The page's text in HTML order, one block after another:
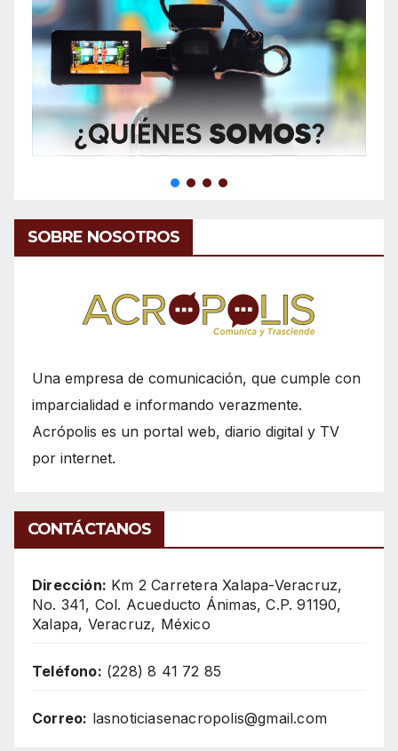
SOBRE NOSOTROS
Una empresa de comunicación, que cumple con
imparcialidad e informando verazmente.
Acrópolis es un portal web, diario digital y TV
por internet.
CONTÁCTANOS
Dirección: Km 2 Carretera Xalapa-Veracruz,
No. 341, Col. Acueducto Ánimas, C.P. 91190,
Xalapa, Veracruz, México
Teléfono: (228) 8 41 72 85
Correo: lasnoticiasenacropolis@gmail.com